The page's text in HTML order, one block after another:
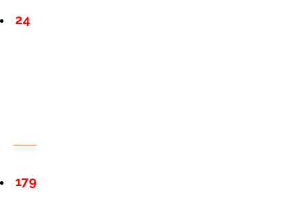
24
179